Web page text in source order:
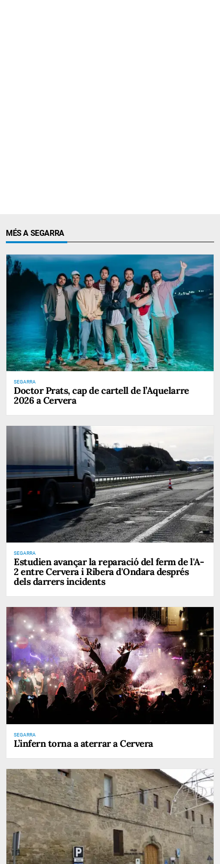
MÉS A SEGARRA
SEGARRA
Doctor Prats, cap de cartell de l’Aquelarre
2026 a Cervera
SEGARRA
Estudien avançar la reparació del ferm de l'A-
2 entre Cervera i Ribera d'Ondara després
dels darrers incidents
SEGARRA
L’infern torna a aterrar a Cervera